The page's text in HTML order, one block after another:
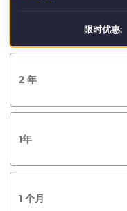
限时优惠:
2 年
1年
1 个月